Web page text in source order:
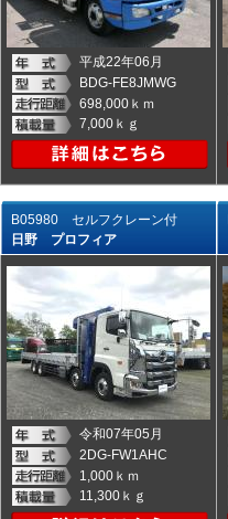
平成22年06月
BDG-FE8JMWG
698,000ｋｍ
7,000ｋｇ
B05980 セルフクレーン付
日野 プロフィア
令和07年05月
2DG-FW1AHC
1,000ｋｍ
11,300ｋｇ